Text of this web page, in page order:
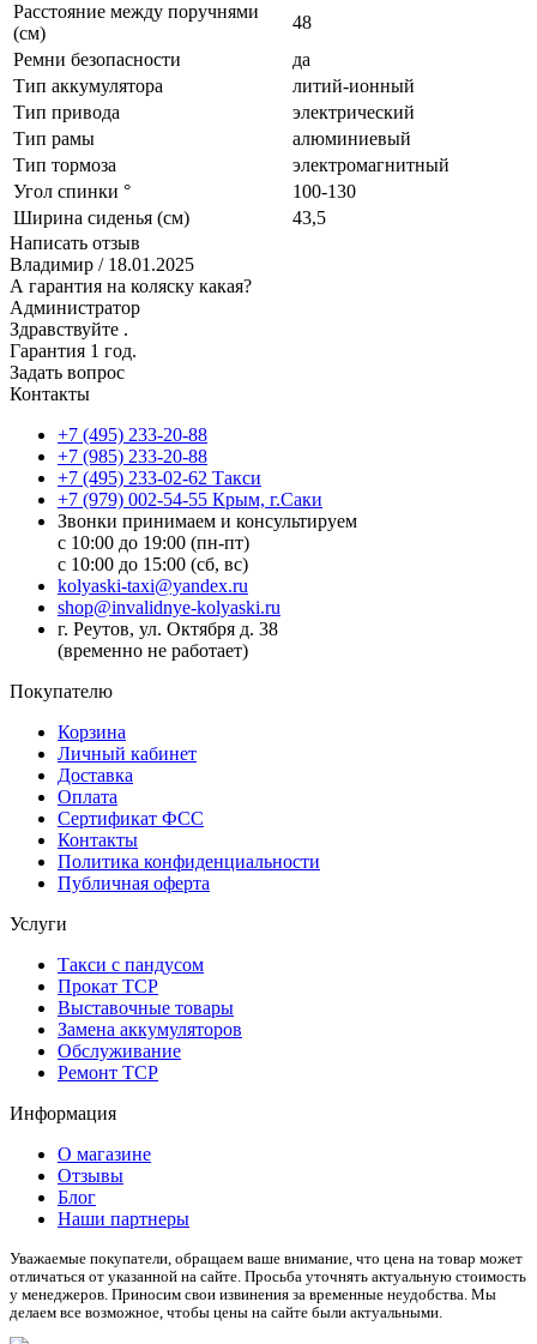
Расстояние между поручнями
(см)
48
Ремни безопасности
да
Тип аккумулятора
литий-ионный
Тип привода
электрический
Тип рамы
алюминиевый
Тип тормоза
электромагнитный
Угол спинки °
100-130
Ширина сиденья (см)
43,5
Написать отзыв
Владимир / 18.01.2025
А гарантия на коляску какая?
Администратор
Здравствуйте .
Гарантия 1 год.
Задать вопрос
Контакты
+7 (495) 233-20-88
+7 (985) 233-20-88
+7 (495) 233-02-62 Такси
+7 (979) 002-54-55 Крым, г.Саки
Звонки принимаем и консультируем
с 10:00 до 19:00 (пн-пт)
с 10:00 до 15:00 (сб, вс)
kolyaski-taxi@yandex.ru
shop@invalidnye-kolyaski.ru
г. Реутов, ул. Октября д. 38
(временно не работает)
Покупателю
Корзина
Личный кабинет
Доставка
Оплата
Сертификат ФСС
Контакты
Политика конфиденциальности
Публичная оферта
Услуги
Такси с пандусом
Прокат ТСР
Выставочные товары
Замена аккумуляторов
Обслуживание
Ремонт ТСР
Информация
О магазине
Отзывы
Блог
Наши партнеры
Уважаемые покупатели, обращаем ваше внимание, что цена на товар может
отличаться от указанной на сайте. Просьба уточнять актуальную стоимость
у менеджеров. Приносим свои извинения за временные неудобства. Мы
делаем все возможное, чтобы цены на сайте были актуальными.